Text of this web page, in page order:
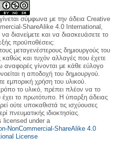
σύμφωνα με την άδεια Creative
ShareAlike 4.0 International,
διανείμετε και να διασκευάσετε το
προϋποθέσεις:
μεταγενέστερους δημιουργούς του
καθώς και τυχόν αλλαγές που έχετε
γίνονται με κάθε εύλογο
η αποδοχή του δημιουργού.
εμπορική χρήση του υλικού.
το υλικό, πρέπει πλέον να το
έχει το πρωτότυπο. Η ύπαρξη άδειας
ούτε υποκαθιστά τις ισχύουσες
πνευματικής ιδιοκτησίας.
licensed under a
NonCommercial-ShareAlike 4.0
License